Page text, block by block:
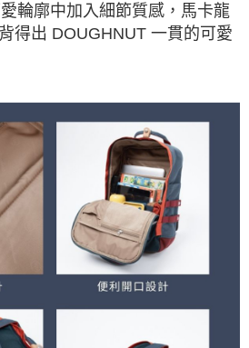
輪廓中加入細節質感，馬卡龍
得出 DOUGHNUT 一貫的可愛